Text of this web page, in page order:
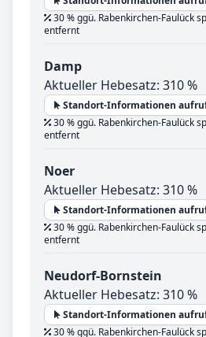
30 % ggü. Rabenkirchen-Faulück
entfernt
Damp
Aktueller Hebesatz: 310 %
Standort-Informationen
30 % ggü. Rabenkirchen-Faulück
entfernt
Noer
Aktueller Hebesatz: 310 %
Standort-Informationen
30 % ggü. Rabenkirchen-Faulück
entfernt
Neudorf-Bornstein
Aktueller Hebesatz: 310 %
Standort-Informationen
30 % ggü. Rabenkirchen-Faulück